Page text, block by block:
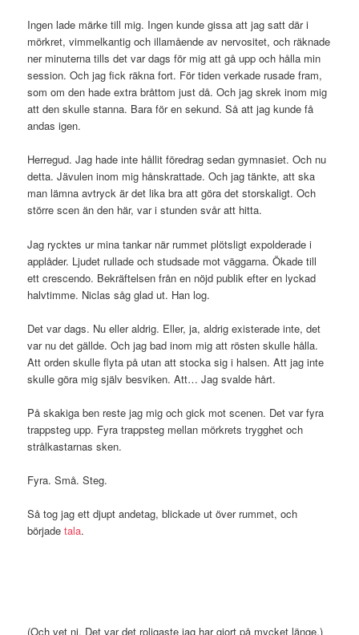
Ingen lade märke till mig. Ingen kunde gissa att jag satt där i
mörkret, vimmelkantig och illamående av nervositet, och räknade
ner minuterna tills det var dags för mig att gå upp och hålla min
session. Och jag fick räkna fort. För tiden verkade rusade fram,
som om den hade extra bråttom just då. Och jag skrek inom mig
att den skulle stanna. Bara för en sekund. Så att jag kunde få
andas igen.
Herregud. Jag hade inte hållit föredrag sedan gymnasiet. Och nu
detta. Jävulen inom mig hånskrattade. Och jag tänkte, att ska
man lämna avtryck är det lika bra att göra det storskaligt. Och
större scen än den här, var i stunden svår att hitta.
Jag rycktes ur mina tankar när rummet plötsligt expolderade i
applåder. Ljudet rullade och studsade mot väggarna. Ökade till
ett crescendo. Bekräftelsen från en nöjd publik efter en lyckad
halvtimme. Niclas såg glad ut. Han log.
Det var dags. Nu eller aldrig. Eller, ja, aldrig existerade inte, det
var nu det gällde. Och jag bad inom mig att rösten skulle hålla.
Att orden skulle flyta på utan att stocka sig i halsen. Att jag inte
skulle göra mig själv besviken. Att… Jag svalde hårt.
På skakiga ben reste jag mig och gick mot scenen. Det var fyra
trappsteg upp. Fyra trappsteg mellan mörkrets trygghet och
strålkastarnas sken.
Fyra. Små. Steg.
Så tog jag ett djupt andetag, blickade ut över rummet, och
börjadetala.
(Och vet ni. Det var det roligaste jag har gjort på mycket länge.)